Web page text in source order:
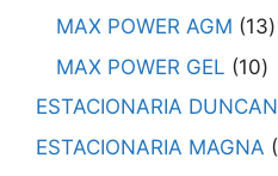
MAX POWER AGM
13
MAX POWER GEL
10
ESTACIONARIA DUNCAN
ESTACIONARIA MAGNA